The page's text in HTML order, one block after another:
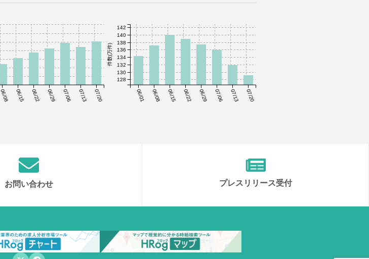
06/08 06/15 06/22 06/29 07/06 07/13 07/20 06/01 06/08 06/15 06/22 06/29 07/06 07/13 07/20
件数(万件)
128
130
132
134
136
138
140
142
お問い合わせ プレスリリース受付